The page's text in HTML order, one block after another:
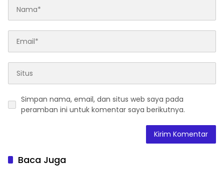
Simpan nama, email, dan situs web saya pada
peramban ini untuk komentar saya berikutnya.
Baca Juga